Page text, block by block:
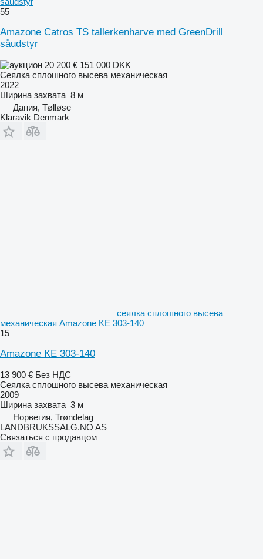
55
Amazone Catros TS tallerkenharve med GreenDrill
såudstyr
20 200 € 151 000 DKK
Сеялка сплошного высева механическая
2022
Ширина захвата 8 м
Дания, Tølløse
Klaravik Denmark
сеялка сплошного высева
механическая Amazone KE 303-140
15
Amazone KE 303-140
13 900 € Без НДС
Сеялка сплошного высева механическая
2009
Ширина захвата 3 м
Норвегия, Trøndelag
LANDBRUKSSALG.NO AS
Связаться с продавцом